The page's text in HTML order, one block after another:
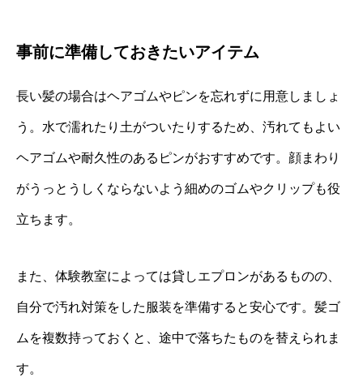
事前に準備しておきたいアイテム
長い髪の場合はヘアゴムやピンを忘れずに用意しましょ
う。水で濡れたり土がついたりするため、汚れてもよい
ヘアゴムや耐久性のあるピンがおすすめです。顔まわり
がうっとうしくならないよう細めのゴムやクリップも役
立ちます。
また、体験教室によっては貸しエプロンがあるものの、
自分で汚れ対策をした服装を準備すると安心です。髪ゴ
ムを複数持っておくと、途中で落ちたものを替えられま
す。